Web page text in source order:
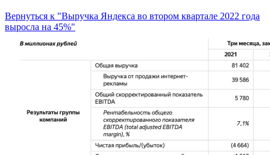
Вернуться к "Выручка Яндекса во втором квартале 2022 года
выросла на 45%"